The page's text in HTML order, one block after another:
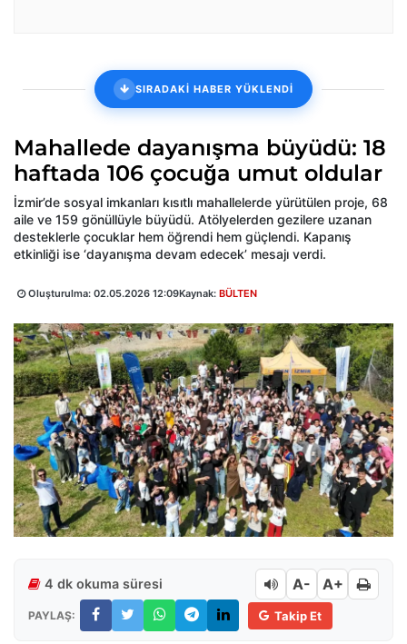
SIRADAKİ HABER YÜKLENDİ
Mahallede dayanışma büyüdü: 18
haftada 106 çocuğa umut oldular
İzmir’de sosyal imkanları kısıtlı mahallelerde yürütülen proje, 68
aile ve 159 gönüllüyle büyüdü. Atölyelerden gezilere uzanan
desteklerle çocuklar hem öğrendi hem güçlendi. Kapanış
etkinliği ise ‘dayanışma devam edecek’ mesajı verdi.
Oluşturulma: 02.05.2026 12:09Kaynak: BÜLTEN
4 dk okuma süresi A- A+
PAYLAŞ: Takip Et